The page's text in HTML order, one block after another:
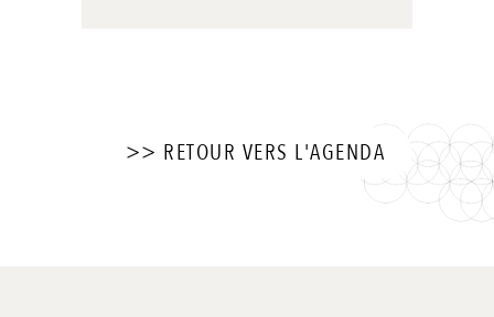
>> RETOUR VERS L'AGENDA